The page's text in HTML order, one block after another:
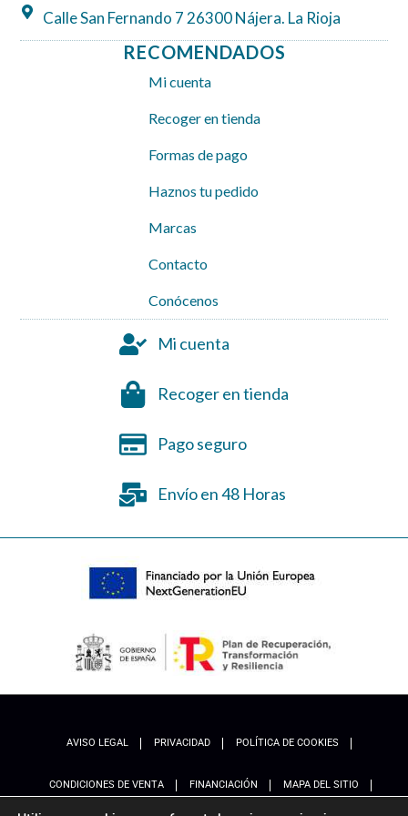
Calle San Fernando 7 26300 Nájera. La Rioja
RECOMENDADOS
Mi cuenta
Recoger en tienda
Formas de pago
Haznos tu pedido
Marcas
Contacto
Conócenos
Mi cuenta
Recoger en tienda
Pago seguro
Envío en 48 Horas
AVISO LEGAL PRIVACIDAD POLÍTICA DE COOKIES
CONDICIONES DE VENTA FINANCIACIÓN MAPA DEL SITIO